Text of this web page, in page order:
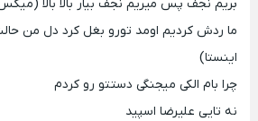
بریم نجف پس میریم نجف بیار بالا بالا
ما ردش کردیم اومد تورو بغل کرد دل من
اینستا)
چرا بام الکی میجنگی دستتو رو کردم
نه تایی علیرضا اسپید